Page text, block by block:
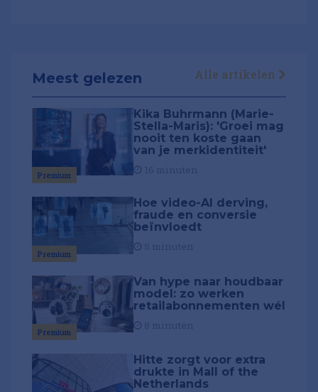
Meest gelezen Alle artikelen
Premium
Kika Buhrmann (Marie-
Stella-Maris): 'Groei mag
nooit ten koste gaan
van je merkidentiteit'
Premium
Hoe video-AI derving,
fraude en conversie
beïnvloedt
Premium
Van hype naar houdbaar
model: zo werken
retailabonnementen wél
Hitte zorgt voor extra
drukte in Mall of the
Netherlands